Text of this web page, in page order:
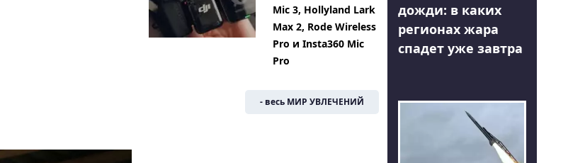
Mic 3, Hollyland Lark
Max 2, Rode Wireless
Pro и Insta360 Mic
Pro
- весь МИР УВЛЕЧЕНИЙ
дожди: в каких
регионах жара
спадет уже завтра